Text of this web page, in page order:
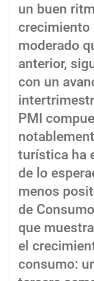
un buen
crecimiento
moderado
anterior,
con un
PMI
turística ha
de lo
menos
de
que
el
consumo: